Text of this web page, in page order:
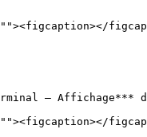
– Affichage***